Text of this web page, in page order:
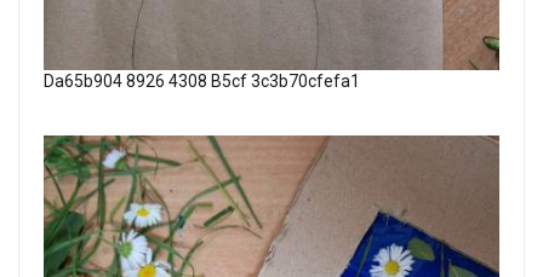
Da65b904 8926 4308 B5cf 3c3b70cfefa1